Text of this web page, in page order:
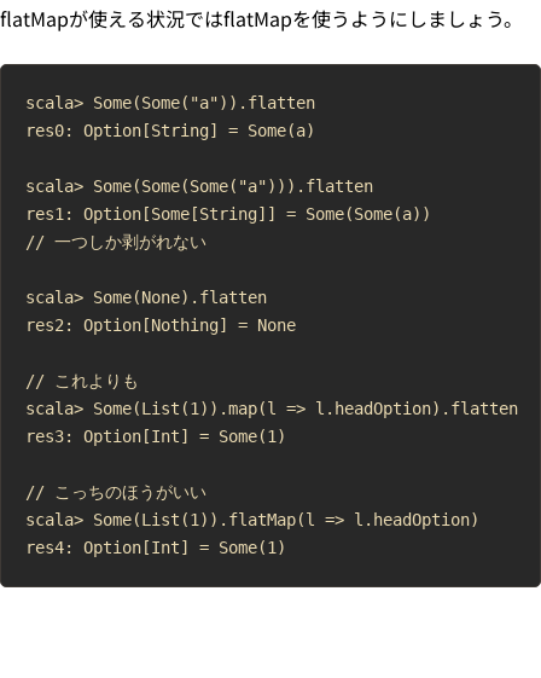
flatMapが使える状況ではflatMapを使うようにしましょう。
scala> Some(Some("a")).flatten
res0: Option[String] = Some(a)
scala> Some(Some(Some("a"))).flatten
res1: Option[Some[String]] = Some(Some(a))
// 一つしか剥がれない
scala> Some(None).flatten
res2: Option[Nothing] = None
// これよりも
scala> Some(List(1)).map(l => l.headOption).flatten
res3: Option[Int] = Some(1)
// こっちのほうがいい
scala> Some(List(1)).flatMap(l => l.headOption)